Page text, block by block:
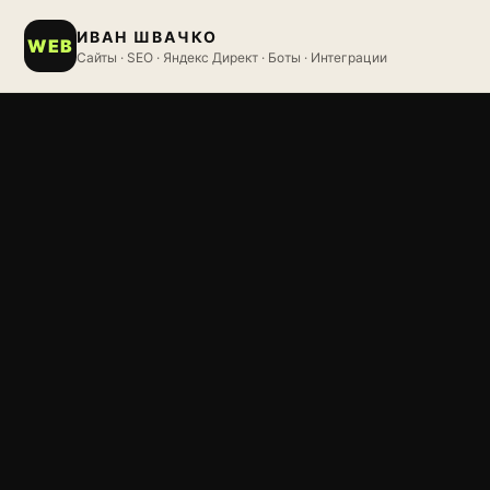
WEB ИВАН ШВАЧКО
Сайты · SEO · Яндекс Директ · Боты · Интеграции